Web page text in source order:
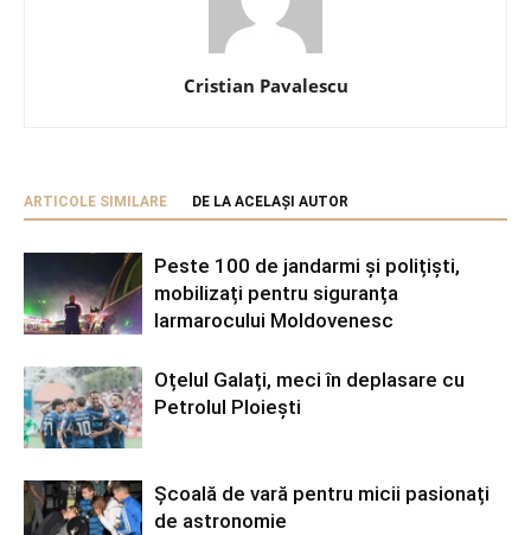
Cristian Pavalescu
ARTICOLE SIMILARE DE LA ACELAȘI AUTOR
Peste 100 de jandarmi și polițiști,
mobilizați pentru siguranța
Iarmarocului Moldovenesc
Oțelul Galați, meci în deplasare cu
Petrolul Ploiești
Școală de vară pentru micii pasionați
de astronomie